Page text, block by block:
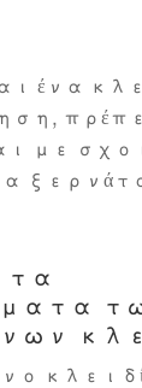
ένα
με
τα
κλειδί